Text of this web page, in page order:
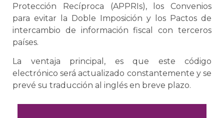
Protección Recíproca (APPRIs), los Convenios
para evitar la Doble Imposición y los Pactos de
intercambio de información fiscal con terceros
países.
La ventaja principal, es que este código
electrónico será actualizado constantemente y se
prevé su traducción al inglés en breve plazo.